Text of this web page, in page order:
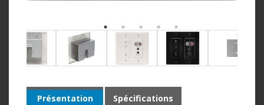
Présentation Spécifications